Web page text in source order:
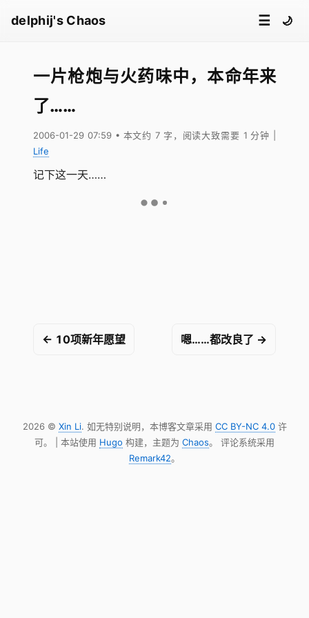
delphij's Chaos ☰ 🌙
一片枪炮与火药味中，本命年来
了……
2006-01-29 07:59 • 本文约 7 字，阅读大致需要 1 分钟
Life
记下这一天……
← 10项新年愿望 嗯……都改良了 →
2026 © Xin Li. 如无特别说明，本博客文章采用 CC BY-NC 4.0许
可。 | 本站使用 Hugo 构建，主题为 Chaos。 评论系统采用
Remark42。